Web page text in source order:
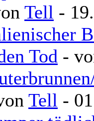
Tell -
Tod -
Tell -